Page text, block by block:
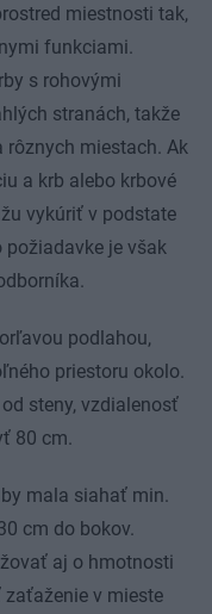
miestnosti tak,
funkciami.
s rohovými
stranách, takže
miestach. Ak
a krb alebo krbové
vykúriť v podstate
je však
podlahou,
priestoru okolo.
steny, vzdialenosť
80 cm.
mala siahať min.
cm do bokov.
aj o hmotnosti
v mieste